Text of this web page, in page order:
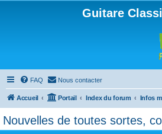
Guitare
FAQ Nous contacter
Accueil Portail Index du forum Infos
Nouvelles de toutes sortes,